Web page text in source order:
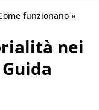
funzionano »
nei